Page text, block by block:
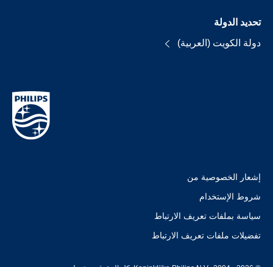
تحديد الدولة
دولة الكويت (العربية)
إشعار الخصوصية من
شروط الإستخدام
سياسة بملفات تعريف الارتباط
تفضيلات ملفات تعريف الارتباط